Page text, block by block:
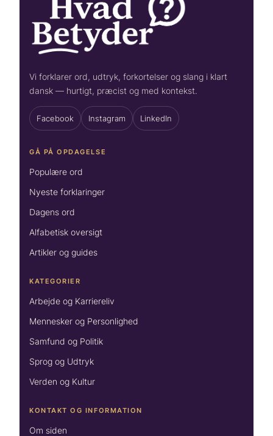
Vi forklarer ord, udtryk, forkortelser og slang i klart
dansk — hurtigt, præcist og med kontekst.
Facebook Instagram LinkedIn
GÅ PÅ OPDAGELSE
Populære ord
Nyeste forklaringer
Dagens ord
Alfabetisk oversigt
Artikler og guides
KATEGORIER
Arbejde og Karriereliv
Mennesker og Personlighed
Samfund og Politik
Sprog og Udtryk
Verden og Kultur
KONTAKT OG INFORMATION
Om siden